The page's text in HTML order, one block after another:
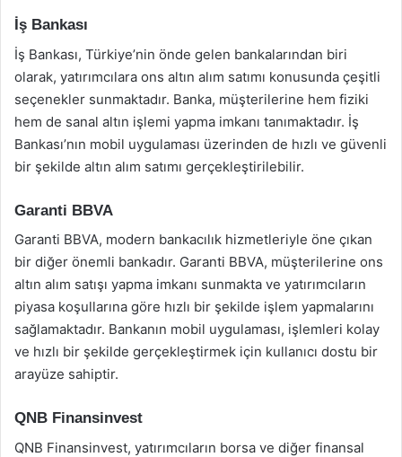
İş Bankası
İş Bankası, Türkiye’nin önde gelen bankalarından biri
olarak, yatırımcılara ons altın alım satımı konusunda çeşitli
seçenekler sunmaktadır. Banka, müşterilerine hem fiziki
hem de sanal altın işlemi yapma imkanı tanımaktadır. İş
Bankası’nın mobil uygulaması üzerinden de hızlı ve güvenli
bir şekilde altın alım satımı gerçekleştirilebilir.
Garanti BBVA
Garanti BBVA, modern bankacılık hizmetleriyle öne çıkan
bir diğer önemli bankadır. Garanti BBVA, müşterilerine ons
altın alım satışı yapma imkanı sunmakta ve yatırımcıların
piyasa koşullarına göre hızlı bir şekilde işlem yapmalarını
sağlamaktadır. Bankanın mobil uygulaması, işlemleri kolay
ve hızlı bir şekilde gerçekleştirmek için kullanıcı dostu bir
arayüze sahiptir.
QNB Finansinvest
QNB Finansinvest, yatırımcıların borsa ve diğer finansal